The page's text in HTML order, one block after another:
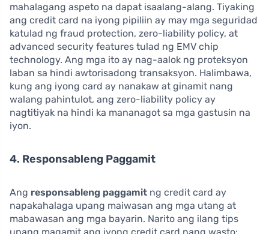
mahalagang aspeto na dapat isaalang-alang. Tiyaking
ang credit card na iyong pipiliin ay may mga seguridad
katulad ng fraud protection, zero-liability policy, at
advanced security features tulad ng EMV chip
technology. Ang mga ito ay nag-aalok ng proteksyon
laban sa hindi awtorisadong transaksyon. Halimbawa,
kung ang iyong card ay nanakaw at ginamit nang
walang pahintulot, ang zero-liability policy ay
nagtitiyak na hindi ka mananagot sa mga gastusin na
iyon.
4. Responsableng Paggamit
Ang responsableng paggamit ng credit card ay
napakahalaga upang maiwasan ang mga utang at
mabawasan ang mga bayarin. Narito ang ilang tips
upang magamit ang iyong credit card nang wasto: